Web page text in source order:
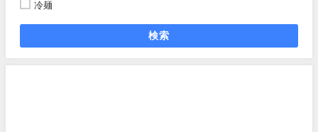
冷麺
検索